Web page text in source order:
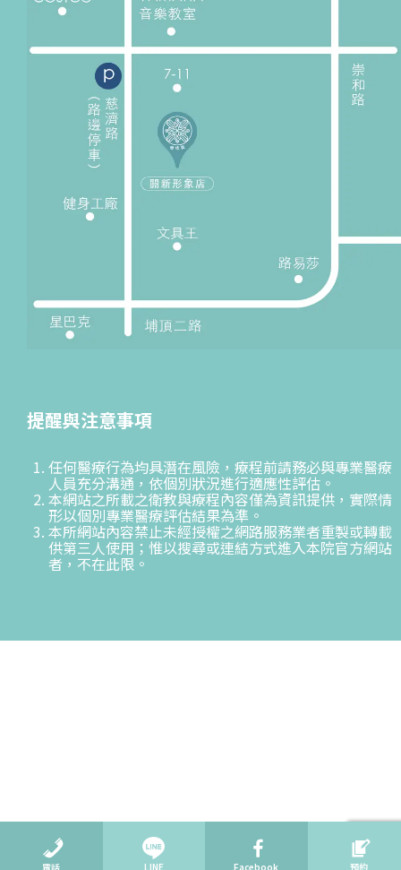
提醒與注意事項
任何醫療行為均具潛在風險，療程前請務必與專業醫療
人員充分溝通，依個別狀況進行適應性評估。
本網站之所載之衛教與療程內容僅為資訊提供，實際情
形以個別專業醫療評估結果為準。
本所網站內容禁止未經授權之網路服務業者重製或轉載
供第三人使用；惟以搜尋或連結方式進入本院官方網站
者，不在此限。
電話 LINE Facebook 預約